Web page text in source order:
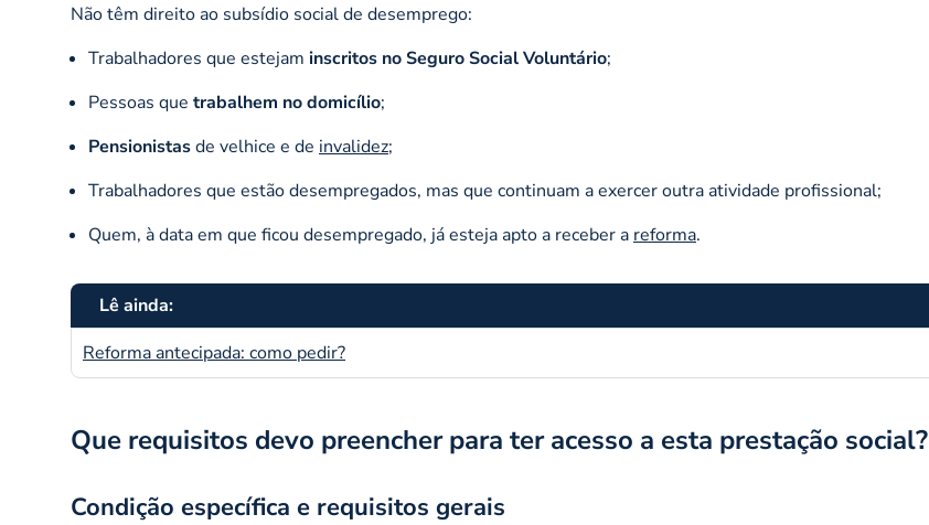
Não têm direito ao subsídio social de desemprego:
Trabalhadores que estejam inscritos no Seguro Social Voluntário;
Pessoas que trabalhem no domicílio;
Pensionistasde velhice e de invalidez;
Trabalhadores que estão desempregados, mas que continuam a exercer outra atividade profissional;
Quem, à data em que ficou desempregado, já esteja apto a receber a reforma.
Lê ainda:
Reforma antecipada: como pedir?
Que requisitos devo preencher para ter acesso a esta prestação social?
Condição específica e requisitos gerais